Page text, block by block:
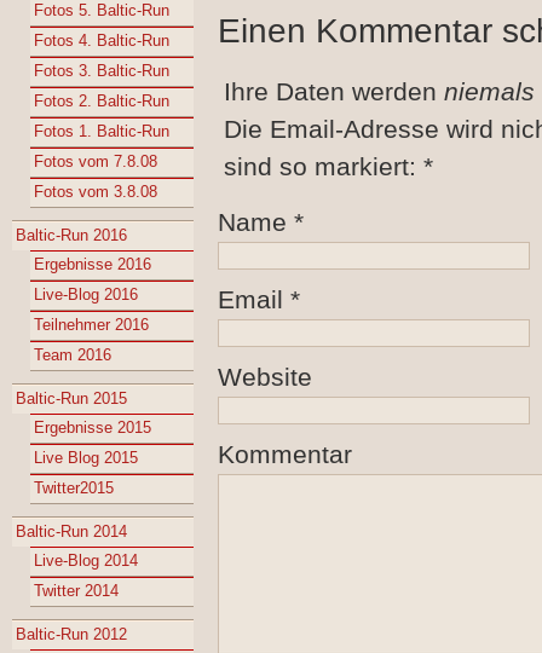
Fotos 5. Baltic-Run
Fotos 4. Baltic-Run
Fotos 3. Baltic-Run
Fotos 2. Baltic-Run
Fotos 1. Baltic-Run
Fotos vom 7.8.08
Fotos vom 3.8.08
Baltic-Run 2016
Ergebnisse 2016
Live-Blog 2016
Teilnehmer 2016
Team 2016
Baltic-Run 2015
Ergebnisse 2015
Live Blog 2015
Twitter2015
Baltic-Run 2014
Live-Blog 2014
Twitter 2014
Baltic-Run 2012
Einen Kommentar
Ihre Daten werden niemals
Die Email-Adresse wird
sind so markiert: *
Name *
Email *
Website
Kommentar